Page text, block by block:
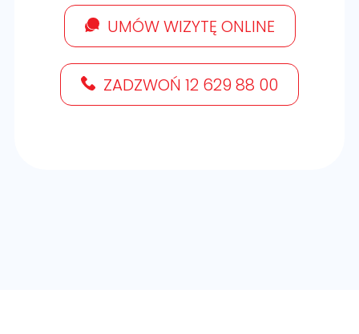
UMÓW WIZYTĘ ONLINE
ZADZWOŃ 12 629 88 00